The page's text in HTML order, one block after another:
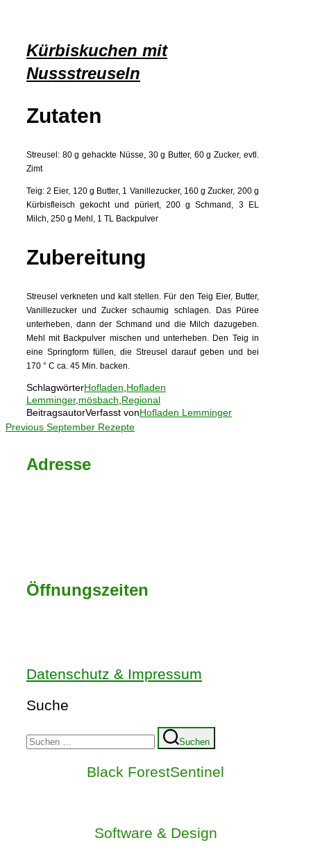
Kürbiskuchen mit
Nussstreuseln
Zutaten
Streusel: 80 g gehackte Nüsse, 30 g Butter, 60 g Zucker, evtl.
Zimt
Teig: 2 Eier, 120 g Butter, 1 Vanillezucker, 160 g Zucker, 200 g
Kürbisfleisch gekocht und püriert, 200 g Schmand, 3 EL
Milch, 250 g Mehl, 1 TL Backpulver
Zubereitung
Streusel verkneten und kalt stellen. Für den Teig Eier, Butter,
Vanillezucker und Zucker schaumig schlagen. Das Püree
unterheben, dann der Schmand und die Milch dazugeben.
Mehl mit Backpulver mischen und unterheben. Den Teig in
eine Springform füllen, die Streusel darauf geben und bei
170 ° C ca. 45 Min. backen.
SchlagwörterHofladen Hofladen
Lemminger, mösbach Regional
BeitragsautorVerfasst vonHofladen Lemminger
Beitragsnavigation
Previous
Previous September Rezepte
Adresse
Öffnungszeiten
Datenschutz & Impressum
Suche
Suchen
nach:
Suchen
Black ForestSentinel
Software & Design